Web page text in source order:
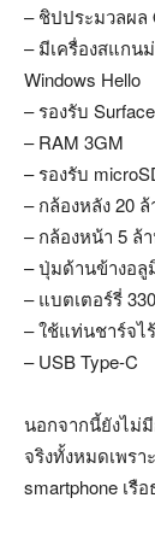
– ชิปประมวลผล
– มีเครื่องสแกน
Windows Hello
– รองรับ
– RAM 3GM
– รองรับ
– กล้องหลัง 20
– กล้องหน้า 5 ล้
– ปุ่มด้านข้างอลู
– แบตเตอร์รี่
– ใช้แท่นชาร์จไ
– USB Type-C
นอกจากนี้ยังไม่
จริงทั้งหมดเพร
smartphone เรื